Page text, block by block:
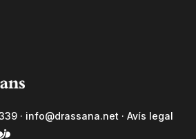
· info@drassana.net · Avís legal